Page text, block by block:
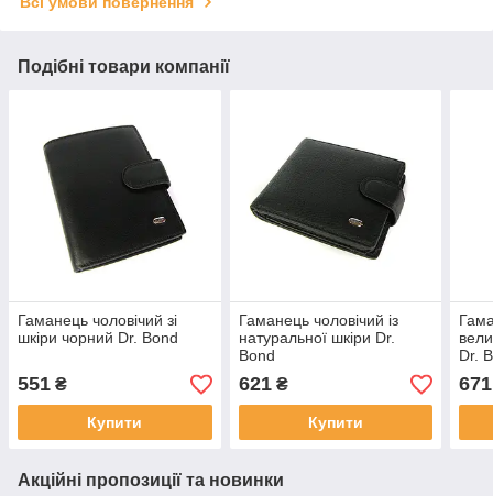
Подібні товари компанії
Гаманець чоловічий зі
шкіри чорний Dr. Bond
551 ₴
Купити
Гаманець чоловічий із
натуральної шкіри Dr.
Bond
621₴
Купити
Dr.
671
Акційні пропозиції та новинки